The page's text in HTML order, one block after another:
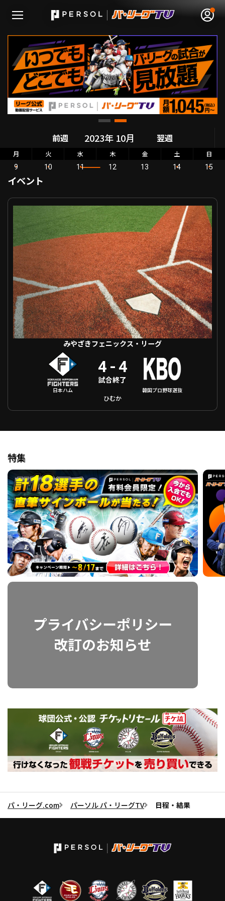
無料アカウント登録 ログイン
HOME
日程･結果
順位表･成績
1軍公式戦
ファーム東地区
ファーム中地区
ファーム西地区
交流戦
選手名鑑
選手名鑑トップ
北海道日本ハムファイターズ
東北楽天ゴールデンイーグルス
埼玉西武ライオンズ
千葉ロッテマリーンズ
オリックス・バファローズ
福岡ソフトバンクホークス
ニュース
設定
利用規約 プライバシーポリシー
運営会社（別ウィンドウで開く） よくある質問
特定商取引法の表示 アルバイト募集（別ウィンドウで開く
動画を検索（選手・チーム・プレー内容…）
前週 翌週
月 火 水 木 金 土 日
9 10 11 12 13 14 15
イベント
みやざきフェニックス・リーグ 北海道日本ハム VS 韓国プロ野球選抜
みやざきフェニックス・リーグ
日本ハム
4 -4
試合終了
韓国プロ野球選抜
ひむか
特集
パ・リーグ.com パーソル パ・リーグTV 日程・結果